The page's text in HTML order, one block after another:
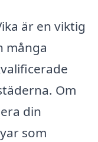
är en viktig
många
Om
din
som